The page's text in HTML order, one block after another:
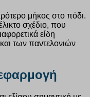
μήκος στο πόδι.
σχέδιο, που
είδη
των παντελονιών